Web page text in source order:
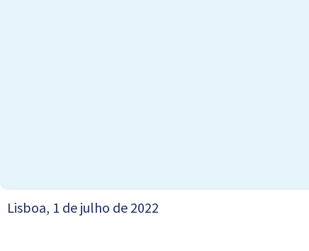
Lisboa, 1 de julho de 2022